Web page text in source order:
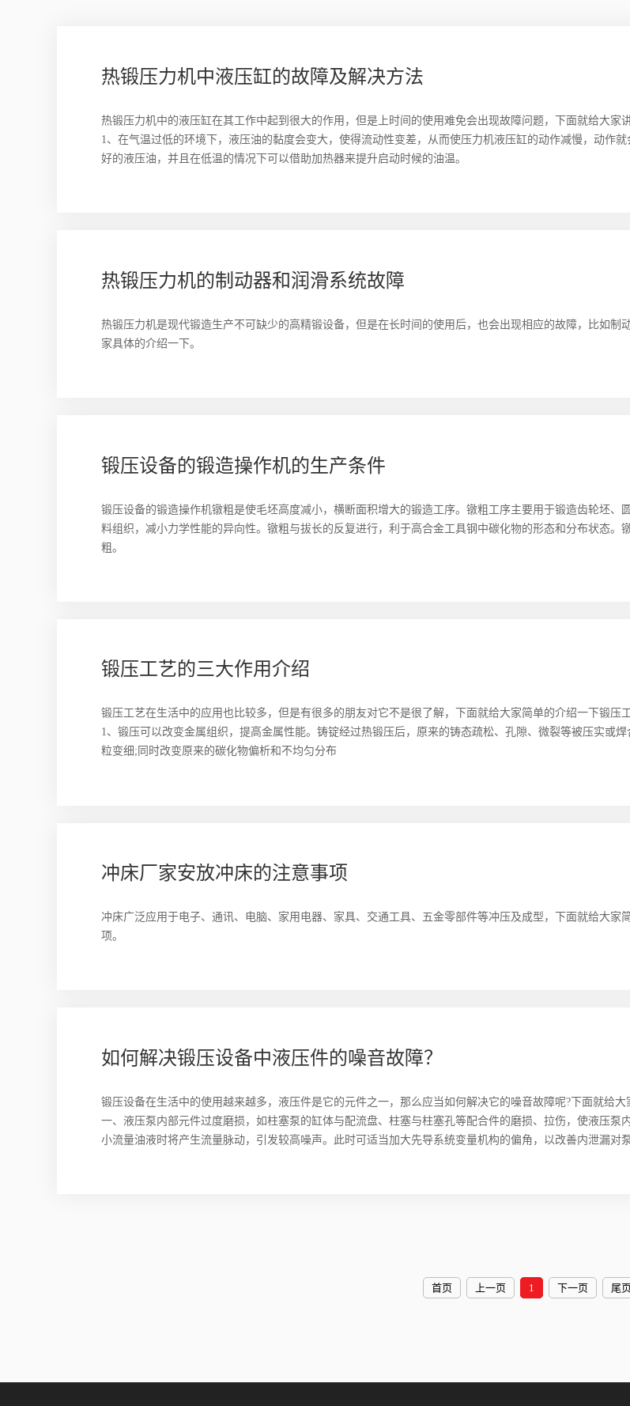
热锻压力机中液压缸的故障及解决方法
热锻压力机中的液压缸在其工作中起到很大的作用，但是上时间的使用难免会出现故障问题，下面就给大家
1、在气温过低的环境下，液压油的黏度会变大，使得流动性变差，从而使压力机液压缸的动作减慢，动作
好的液压油，并且在低温的情况下可以借助加热器来提升启动时候的油温。
热锻压力机的制动器和润滑系统故障
热锻压力机是现代锻造生产不可缺少的高精锻设备，但是在长时间的使用后，也会出现相应的故障，比如制
家具体的介绍一下。
锻压设备的锻造操作机的生产条件
锻压设备的锻造操作机镦粗是使毛坯高度减小，横断面积增大的锻造工序。镦粗工序主要用于锻造齿轮坯、
料组织，减小力学性能的异向性。镦粗与拔长的反复进行，利于高合金工具钢中碳化物的形态和分布状态。
粗。
锻压工艺的三大作用介绍
锻压工艺在生活中的应用也比较多，但是有很多的朋友对它不是很了解，下面就给大家简单的介绍一下锻压
1、锻压可以改变金属组织，提高金属性能。铸锭经过热锻压后，原来的铸态疏松、孔隙、微裂等被压实或
粒变细;同时改变原来的碳化物偏析和不均匀分布
冲床厂家安放冲床的注意事项
冲床广泛应用于电子、通讯、电脑、家用电器、家具、交通工具、五金零部件等冲压及成型，下面就给大家
项。
如何解决锻压设备中液压件的噪音故障？
锻压设备在生活中的使用越来越多，液压件是它的元件之一，那么应当如何解决它的噪音故障呢?下面就给大
一、液压泵内部元件过度磨损，如柱塞泵的缸体与配流盘、柱塞与柱塞孔等配合件的磨损、拉伤，使液压泵
小流量油液时将产生流量脉动，引发较高噪声。此时可适当加大先导系统变量机构的偏角，以改善内泄漏对
首页 上一页 1 下一页 尾